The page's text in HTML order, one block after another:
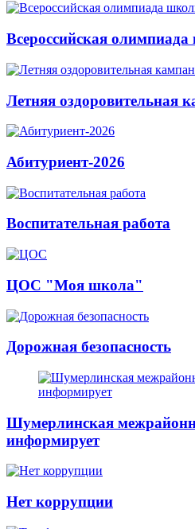
Всероссийская
Летняя оздоровительная
Абитуриент-2026
Воспитательная работа
ЦОС "Моя школа"
Дорожная безопасность
Шумерлинская
информирует
Нет коррупции